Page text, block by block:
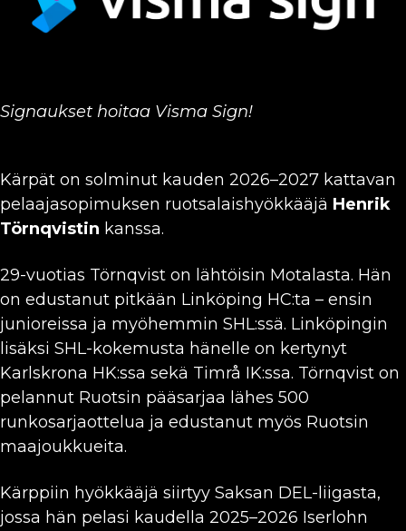
Signaukset hoitaa Visma Sign!
Kärpät on solminut kauden 2026–2027 kattavan
pelaajasopimuksen ruotsalaishyökkääjä Henrik
Törnqvistin kanssa.
29-vuotias Törnqvist on lähtöisin Motalasta. Hän
on edustanut pitkään Linköping HC:ta – ensin
junioreissa ja myöhemmin SHL:ssä. Linköpingin
lisäksi SHL-kokemusta hänelle on kertynyt
Karlskrona HK:ssa sekä Timrå IK:ssa. Törnqvist on
pelannut Ruotsin pääsarjaa lähes 500
runkosarjaottelua ja edustanut myös Ruotsin
maajoukkueita.
Kärppiin hyökkääjä siirtyy Saksan DEL-liigasta,
jossa hän pelasi kaudella 2025–2026 Iserlohn